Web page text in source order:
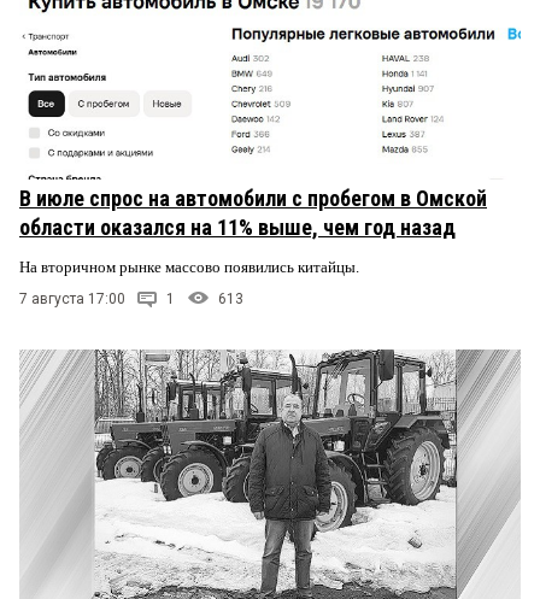
В июле спрос на автомобили с пробегом в Омской
области оказался на 11% выше, чем год назад
На вторичном рынке массово появились китайцы.
7 августа 17:00 1 613